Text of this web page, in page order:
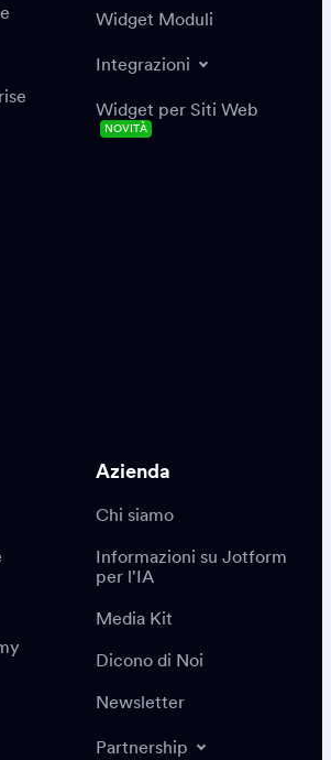
Widget Moduli
Integrazioni
Widget per Siti Web
NOVITÀ
Azienda
Chi siamo
Informazioni su Jotform
per l'IA
Media Kit
Dicono di Noi
Newsletter
Partnership